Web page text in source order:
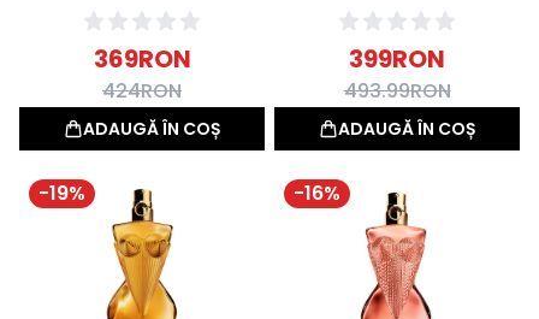
369RON
424RON
ADAUGĂ ÎN COȘ
399RON
493.99RON
ADAUGĂ ÎN COȘ
-19% -16%